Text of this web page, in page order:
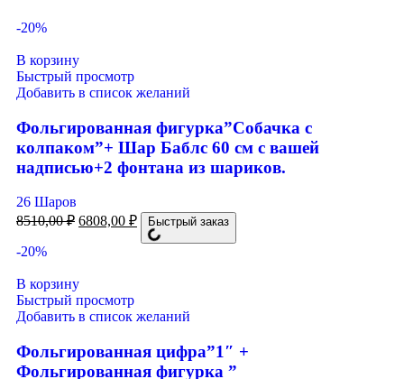
-20%
В корзину
Быстрый просмотр
Добавить в список желаний
Фольгированная фигурка”Собачка с
колпаком”+ Шар Баблс 60 см с вашей
надписью+2 фонтана из шариков.
26 Шаров
8510,00₽ 6808,00 ₽ Быстрый заказ
-20%
В корзину
Быстрый просмотр
Добавить в список желаний
Фольгированная цифра”1″ +
Фольгированная фигурка ”